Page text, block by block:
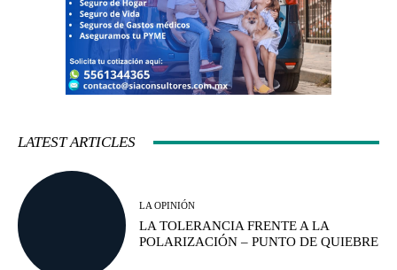
LATEST ARTICLES
LA OPINIÓN
LA TOLERANCIA FRENTE A LA
POLARIZACIÓN – PUNTO DE QUIEBRE